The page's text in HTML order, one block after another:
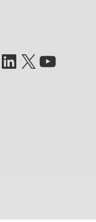
LinkedIn
X